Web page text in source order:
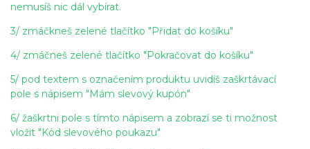
nemusíš nic dál vybírat.
3/ zmáčkneš zelené tlačítko "Přidat do košíku"
4/ zmáčneš zelené tlačítko "Pokračovat do košíku"
5/ pod textem s označením produktu uvidíš zaškrtávací
pole s nápisem "Mám slevový kupón"
6/ žaškrtni pole s tímto nápisem a zobrazí se ti možnost
vložit "Kód slevového poukazu"